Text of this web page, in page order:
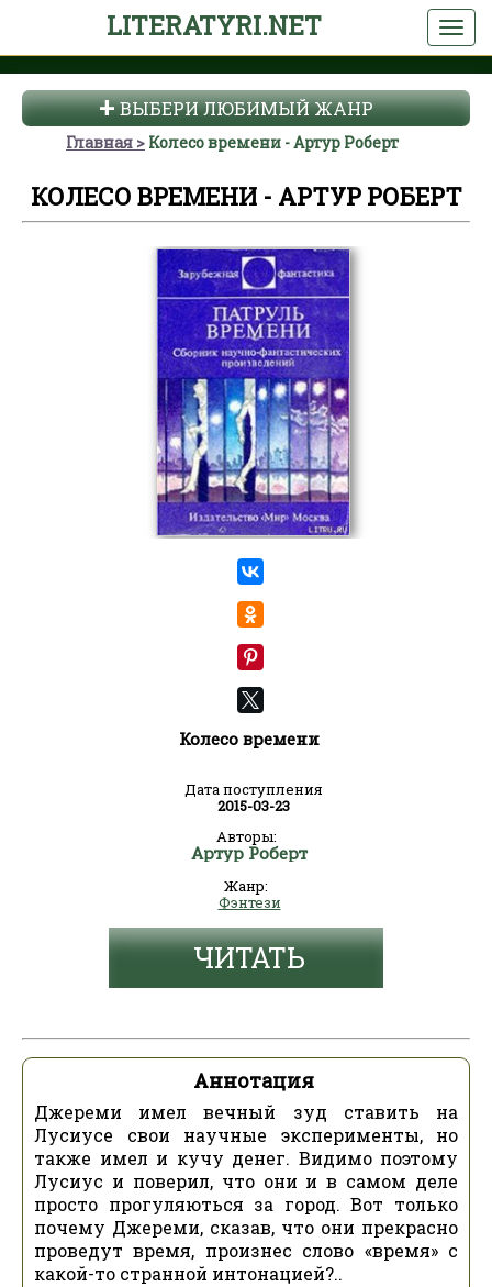
LITERATYRI.NET
ВЫБЕРИ ЛЮБИМЫЙ ЖАНР
Главная Колесо времени - Артур Роберт
КОЛЕСО ВРЕМЕНИ - АРТУР РОБЕРТ
Колесо времени
Дата поступления
2015-03-23
Авторы:
Артур Роберт
Жанр:
Фэнтези
ЧИТАТЬ
Аннотация
Джереми имел вечный зуд ставить на
Лусиусе свои научные эксперименты, но
также имел и кучу денег. Видимо поэтому
Лусиус и поверил, что они и в самом деле
просто прогуляються за город. Вот только
почему Джереми, сказав, что они прекрасно
проведут время, произнес слово «время» с
какой-то странной интонацией?..